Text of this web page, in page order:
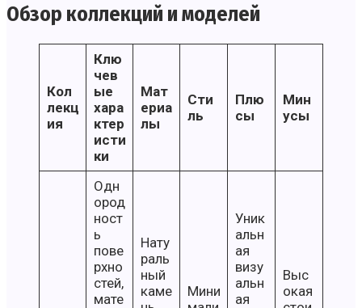
Обзор коллекций и моделей
Кол
лекц
ия
Клю
чев
ые
хара
ктер
исти
ки
Мат
ериа
лы
Сти
ль
Плю
сы
Мин
усы
Одн
ород
ност
ь
пове
рхно
стей,
мате
Нату
раль
ный
каме
Мини
Уник
альн
ая
визу
альн
ая
Выс
окая